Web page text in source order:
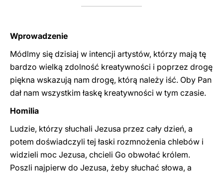
Wprowadzenie
Módlmy się dzisiaj w intencji artystów, którzy mają tę
bardzo wielką zdolność kreatywności i poprzez drogę
piękna wskazują nam drogę, którą należy iść. Oby Pan
dał nam wszystkim łaskę kreatywności w tym czasie.
Homilia
Ludzie, którzy słuchali Jezusa przez cały dzień, a
potem doświadczyli tej łaski rozmnożenia chlebów i
widzieli moc Jezusa, chcieli Go obwołać królem.
Poszli najpierw do Jezusa, żeby słuchać słowa, a